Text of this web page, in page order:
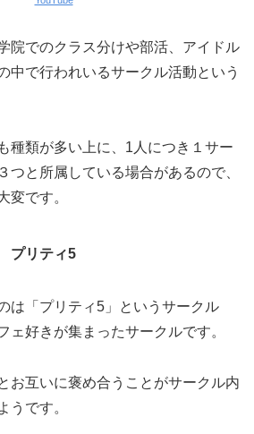
院でのクラス分けや部活、アイドル
中で行われいるサークル活動という
種類が多い上に、1人につき１サー
つと所属している場合があるので、
変です。
プリティ5
は「プリティ5」というサークル
ェ好きが集まったサークルです。
お互いに褒め合うことがサークル内
うです。